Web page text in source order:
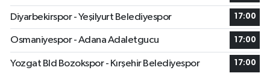
Diyarbekirspor - Yeşilyurt Belediyespor 17:00
Osmaniyespor - Adana Adaletgucu 17:00
Yozgat Bld Bozokspor - Kırşehir Belediyespor 17:00